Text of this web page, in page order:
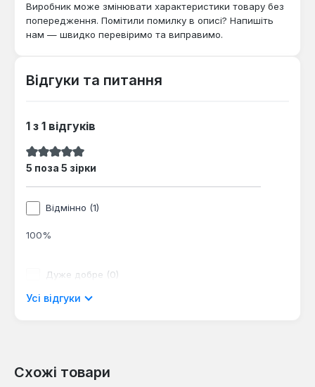
Виробник може змінювати характеристики товару без
попередження. Помітили помилку в описі? Напишіть
нам — швидко перевіримо та виправимо.
Відгуки та питання
1 з 1 відгуків
Середня оцінка 5 з 5 зірок
5 поза 5 зірки
Відмінно (1)
100%
Дуже добре (0)
0%
0%
Усі відгуки
Схожі товари